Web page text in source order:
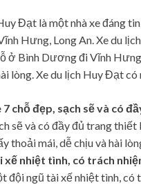
Đạt là một nhà xe đáng
Hưng, Long An. Xe du
ở Bình Dương đi Vĩnh
lòng. Xe du lịch Huy Đạt có
7 chỗ đẹp, sạch sẽ và có
sẽ và có đầy đủ trang
thoải mái, dễ chịu và hài
xế nhiệt tình, có trách
đội ngũ tài xế nhiệt tình, có